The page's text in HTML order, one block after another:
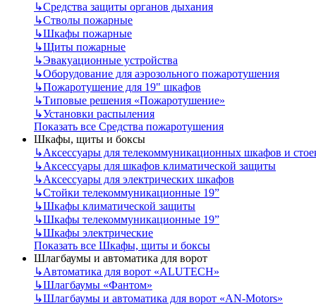
↳Средства защиты органов дыхания
↳Стволы пожарные
↳Шкафы пожарные
↳Щиты пожарные
↳Эвакуационные устройства
↳Оборудование для аэрозольного пожаротушения
↳Пожаротушение для 19" шкафов
↳Типовые решения «Пожаротушение»
↳Установки распыления
Показать все Средства пожаротушения
Шкафы, щиты и боксы
↳Аксессуары для телекоммуникационных шкафов и
↳Аксессуары для шкафов климатической защиты
↳Аксессуары для электрических шкафов
↳Стойки телекоммуникационные 19”
↳Шкафы климатической защиты
↳Шкафы телекоммуникационные 19”
↳Шкафы электрические
Показать все Шкафы, щиты и боксы
Шлагбаумы и автоматика для ворот
↳Автоматика для ворот «ALUTECH»
↳Шлагбаумы «Фантом»
↳Шлагбаумы и автоматика для ворот «AN-Motors»